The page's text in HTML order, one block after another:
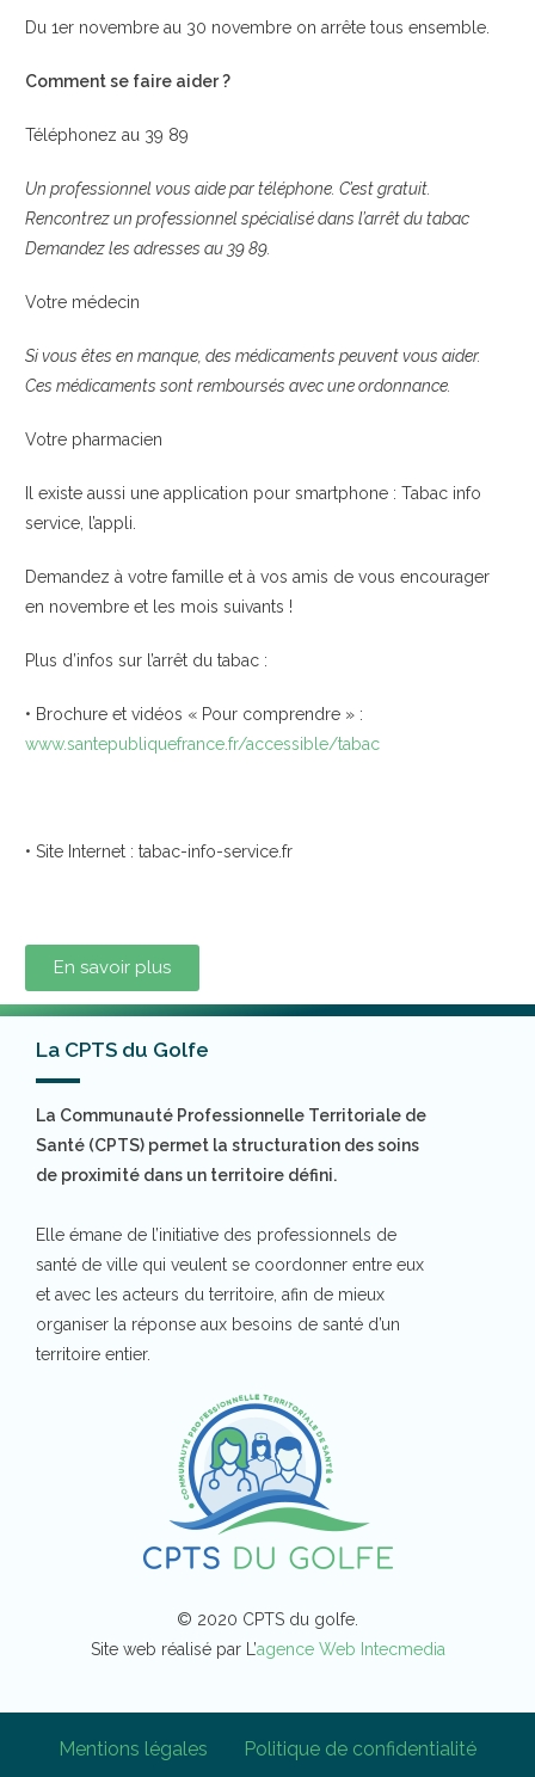
Du 1er novembre au 30 novembre on arrête tous ensemble.
Comment se faire aider ?
Téléphonez au 39 89
Un professionnel vous aide par téléphone. C’est gratuit.
Rencontrez un professionnel spécialisé dans l’arrêt du tabac
Demandez les adresses au 39 89.
Votre médecin
Si vous êtes en manque, des médicaments peuvent vous aider.
Ces médicaments sont remboursés avec une ordonnance.
Votre pharmacien
Il existe aussi une application pour smartphone : Tabac info
service, l’appli.
Demandez à votre famille et à vos amis de vous encourager
en novembre et les mois suivants !
Plus d’infos sur l’arrêt du tabac :
• Brochure et vidéos « Pour comprendre » :
www.santepubliquefrance.fr/accessible/tabac
• Site Internet : tabac-info-service.fr
En savoir plus
La CPTS du Golfe
La Communauté Professionnelle Territoriale de
Santé (CPTS) permet la structuration des soins
de proximité dans un territoire défini.
Elle émane de l’initiative des professionnels de
santé de ville qui veulent se coordonner entre eux
et avec les acteurs du territoire, afin de mieux
organiser la réponse aux besoins de santé d’un
territoire entier.
© 2020 CPTS du golfe.
Site web réalisé par L’agence Web Intecmedia
Mentions légales Politique de confidentialité